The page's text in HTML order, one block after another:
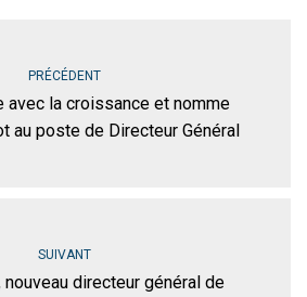
PRÉCÉDENT
avec la croissance et nomme
au poste de Directeur Général
SUIVANT
nouveau directeur général de